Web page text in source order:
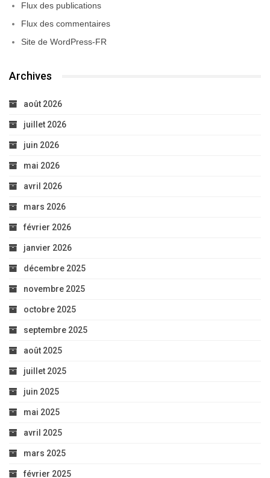
Flux des publications
Flux des commentaires
Site de WordPress-FR
Archives
août 2026
juillet 2026
juin 2026
mai 2026
avril 2026
mars 2026
février 2026
janvier 2026
décembre 2025
novembre 2025
octobre 2025
septembre 2025
août 2025
juillet 2025
juin 2025
mai 2025
avril 2025
mars 2025
février 2025